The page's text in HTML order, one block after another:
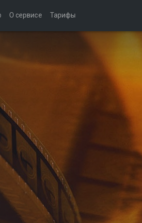
О сервисе Тарифы